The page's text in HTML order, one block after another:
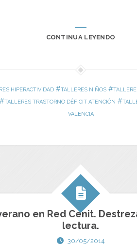
CONTINUA LEYENDO
HIPERACTIVIDAD#TALLERES NIÑOS#
#TALLERES TRASTORNO DÉFICIT ATENCIÓN #
VALENCIA
en Red Cenit.
lectura.
30/05/2014